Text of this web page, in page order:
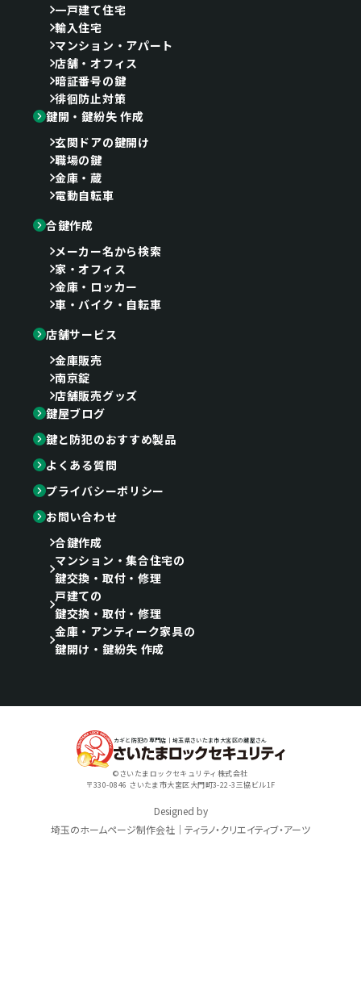
一戸建て住宅
輸入住宅
マンション・アパート
店舗・オフィス
暗証番号の鍵
徘徊防止対策
鍵開・鍵紛失 作成
玄関ドアの鍵開け
職場の鍵
金庫・蔵
電動自転車
合鍵作成
メーカー名から検索
家・オフィス
金庫・ロッカー
車・バイク・自転車
店舗サービス
金庫販売
南京錠
店舗販売グッズ
鍵屋ブログ
鍵と防犯のおすすめ製品
よくある質問
プライバシーポリシー
お問い合わせ
合鍵作成
マンション・集合住宅の
鍵交換・取付・修理
戸建ての
鍵交換・取付・修理
金庫・アンティーク家具の
鍵開け・鍵紛失 作成
カギと防犯の専門店｜埼玉県さいたま市大宮区の鍵屋さん
©さいたまロックセキュリティ株式会社
〒330-0846 さいたま市大宮区大門町3-22-3三協ビル1F
Designed by
埼玉のホームページ制作会社｜ティラノ・クリエイティブ・アーツ